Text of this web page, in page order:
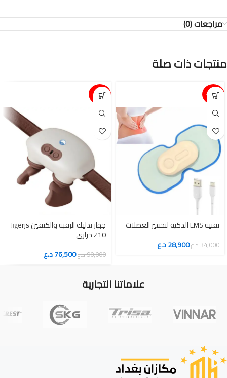
مراجعات (0)
منتجات ذات صلة
15%-
تقنية EMS الذكية لتحفيز العضلات
34,000د.ع28,900د.ع
15%-
جهاز تدليك الرقبة والكتفين Jigerjs
Z10 حراري
90,000د.ع76,500د.ع
علاماتنا التجارية